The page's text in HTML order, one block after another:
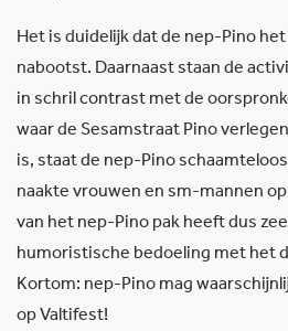
Het is duidelijk dat de nep-Pino
nabootst. Daarnaast staan de
in schril contrast met de
waar de Sesamstraat Pino
is, staat de nep-Pino
naakte vrouwen en sm-mannen
van het nep-Pino pak heeft dus
humoristische bedoeling met het
Kortom: nep-Pino mag
op Valtifest!